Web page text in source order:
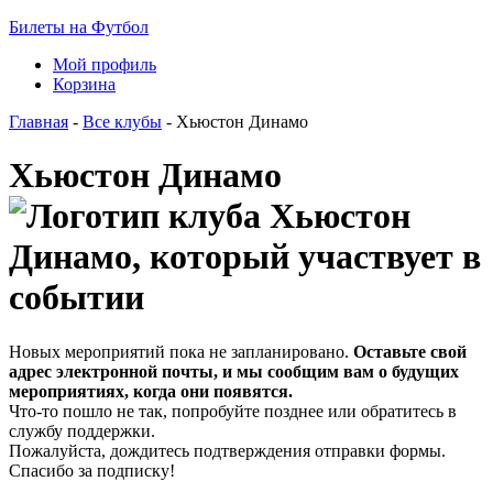
Билеты на Футбол
Мой профиль
Корзина
Главная - Все клубы - Хьюстон Динамо
Хьюстон Динамо
Новых мероприятий пока не запланировано. Оставьте свой
адрес электронной почты, и мы сообщим вам о будущих
мероприятиях, когда они появятся.
Что-то пошло не так, попробуйте позднее или обратитесь в
службу поддержки.
Пожалуйста, дождитесь подтверждения отправки формы.
Спасибо за подписку!